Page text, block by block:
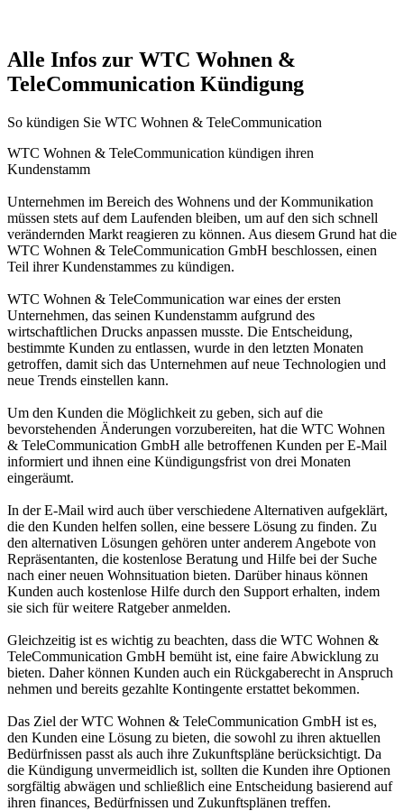
Alle Infos zur WTC Wohnen &
TeleCommunication Kündigung
So kündigen Sie WTC Wohnen & TeleCommunication
WTC Wohnen & TeleCommunication kündigen ihren
Kundenstamm
Unternehmen im Bereich des Wohnens und der Kommunikation
müssen stets auf dem Laufenden bleiben, um auf den sich schnell
verändernden Markt reagieren zu können. Aus diesem Grund hat die
WTC Wohnen & TeleCommunication GmbH beschlossen, einen
Teil ihrer Kundenstammes zu kündigen.
WTC Wohnen & TeleCommunication war eines der ersten
Unternehmen, das seinen Kundenstamm aufgrund des
wirtschaftlichen Drucks anpassen musste. Die Entscheidung,
bestimmte Kunden zu entlassen, wurde in den letzten Monaten
getroffen, damit sich das Unternehmen auf neue Technologien und
neue Trends einstellen kann.
Um den Kunden die Möglichkeit zu geben, sich auf die
bevorstehenden Änderungen vorzubereiten, hat die WTC Wohnen
& TeleCommunication GmbH alle betroffenen Kunden per E-Mail
informiert und ihnen eine Kündigungsfrist von drei Monaten
eingeräumt.
In der E-Mail wird auch über verschiedene Alternativen aufgeklärt,
die den Kunden helfen sollen, eine bessere Lösung zu finden. Zu
den alternativen Lösungen gehören unter anderem Angebote von
Repräsentanten, die kostenlose Beratung und Hilfe bei der Suche
nach einer neuen Wohnsituation bieten. Darüber hinaus können
Kunden auch kostenlose Hilfe durch den Support erhalten, indem
sie sich für weitere Ratgeber anmelden.
Gleichzeitig ist es wichtig zu beachten, dass die WTC Wohnen &
TeleCommunication GmbH bemüht ist, eine faire Abwicklung zu
bieten. Daher können Kunden auch ein Rückgaberecht in Anspruch
nehmen und bereits gezahlte Kontingente erstattet bekommen.
Das Ziel der WTC Wohnen & TeleCommunication GmbH ist es,
den Kunden eine Lösung zu bieten, die sowohl zu ihren aktuellen
Bedürfnissen passt als auch ihre Zukunftspläne berücksichtigt. Da
die Kündigung unvermeidlich ist, sollten die Kunden ihre Optionen
sorgfältig abwägen und schließlich eine Entscheidung basierend auf
ihren finances, Bedürfnissen und Zukunftsplänen treffen.